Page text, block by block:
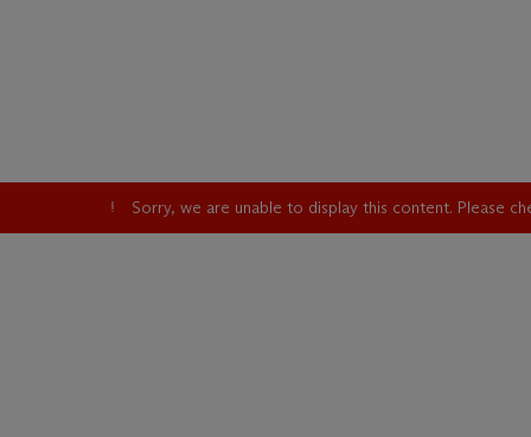
Sorry, we are unable to display this content. Please